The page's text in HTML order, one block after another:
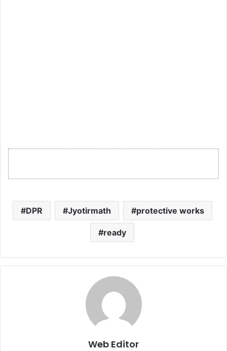
DPR Jyotirmath protective works
ready
Web Editor